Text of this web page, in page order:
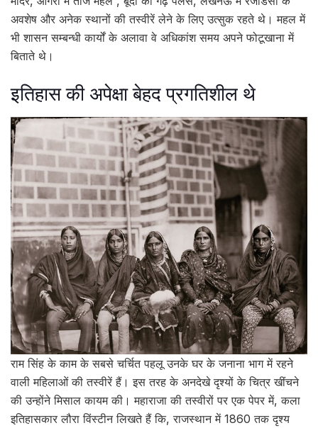
अवशेष और अनेक स्थानों की तस्वीरें लेने के लिए उत्सुक रहते थे। महल में
भी शासन सम्बन्धी कार्यों के अलावा वे अधिकांश समय अपने फोटूखाना में
बिताते थे।
इतिहास की अपेक्षा बेहद प्रगतिशील थे
राम सिंह के काम के सबसे चर्चित पहलू उनके घर के जनाना भाग में रहने
वाली महिलाओं की तस्वीरें हैं। इस तरह के अनदेखे दृश्यों के चित्र खींचने
की उन्होंने मिसाल कायम की। महाराजा की तस्वीरों पर एक पेपर में, कला
इतिहासकार लौरा विंस्टीन लिखते हैं कि, राजस्थान में 1860 तक दृश्य